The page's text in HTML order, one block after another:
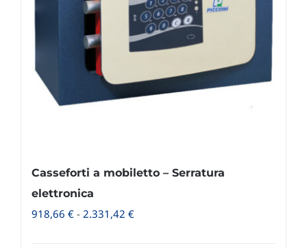
Casseforti a mobiletto – Serratura
elettronica
918,66 € - 2.331,42 €